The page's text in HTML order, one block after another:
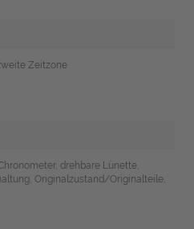
Zeitzone
drehbare Lünette,
Originalzustand/Originalteile,